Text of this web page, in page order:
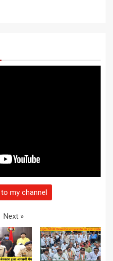
my channel
Next »